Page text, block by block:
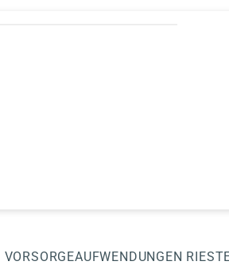
VORSORGEAUFWENDUNGEN